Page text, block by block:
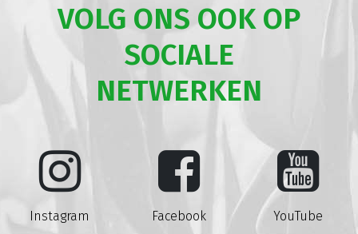
VOLG ONS OOK OP
SOCIALE
NETWERKEN
Instagram Facebook YouTube